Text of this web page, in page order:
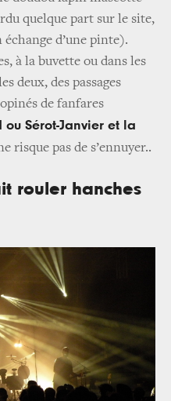
quelque part sur le site,
d’une pinte).
à la buvette ou dans les
deux, des passages
de fanfares
ou Sérot-Janvier et la
risque pas de s’ennuyer..
rouler hanches